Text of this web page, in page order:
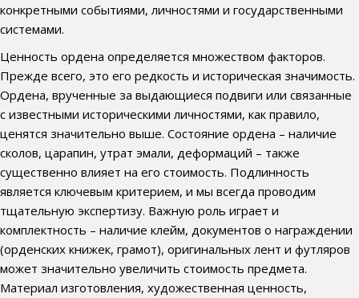
конкретными событиями, личностями и государственными
системами.
Ценность ордена определяется множеством факторов.
Прежде всего, это его редкость и историческая значимость.
Ордена, врученные за выдающиеся подвиги или связанные
с известными историческими личностями, как правило,
ценятся значительно выше. Состояние ордена – наличие
сколов, царапин, утрат эмали, деформаций – также
существенно влияет на его стоимость. Подлинность
является ключевым критерием, и мы всегда проводим
тщательную экспертизу. Важную роль играет и
комплектность – наличие клейм, документов о награждении
(орденских книжек, грамот), оригинальных лент и футляров
может значительно увеличить стоимость предмета.
Материал изготовления, художественная ценность,